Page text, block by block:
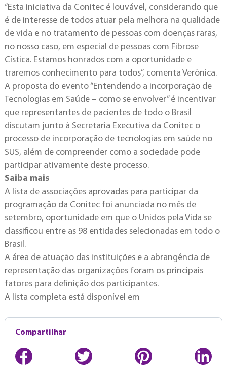
“Esta iniciativa da Conitec é louvável, considerando que
é de interesse de todos atuar pela melhora na qualidade
de vida e no tratamento de pessoas com doenças raras,
no nosso caso, em especial de pessoas com Fibrose
Cística. Estamos honrados com a oportunidade e
traremos conhecimento para todos”, comenta Verônica.
A proposta do evento “Entendendo a incorporação de
Tecnologias em Saúde – como se envolver” é incentivar
que representantes de pacientes de todo o Brasil
discutam junto à Secretaria Executiva da Conitec o
processo de incorporação de tecnologias em saúde no
SUS, além de compreender como a sociedade pode
participar ativamente deste processo.
Saiba mais
A lista de associações aprovadas para participar da
programação da Conitec foi anunciada no mês de
setembro, oportunidade em que o Unidos pela Vida se
classificou entre as 98 entidades selecionadas em todo o
Brasil.
A área de atuação das instituições e a abrangência de
representação das organizações foram os principais
fatores para definição dos participantes.
A lista completa está disponível em
Compartilhar